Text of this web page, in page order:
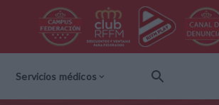
Servicios médicos